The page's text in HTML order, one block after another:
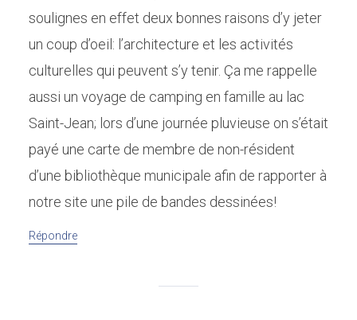
soulignes en effet deux bonnes raisons d’y jeter
un coup d’oeil: l’architecture et les activités
culturelles qui peuvent s’y tenir. Ça me rappelle
aussi un voyage de camping en famille au lac
Saint-Jean; lors d’une journée pluvieuse on s’était
payé une carte de membre de non-résident
d’une bibliothèque municipale afin de rapporter à
notre site une pile de bandes dessinées!
Répondre